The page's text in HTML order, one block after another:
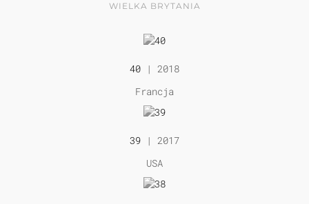
WIELKA BRYTANIA
40 | 2018
Francja
39 | 2017
USA